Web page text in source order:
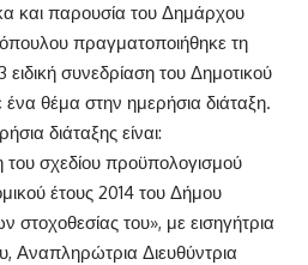
και παρουσία του Δημάρχου
πραγματοποιήθηκε τη
ειδική συνεδρίαση του Δημοτικού
θέμα στην ημερήσια διάταξη.
διάταξης είναι:
του σχεδίου προϋπολογισμού
έτους 2014 του Δήμου
του», με εισηγήτρια
Διευθύντρια